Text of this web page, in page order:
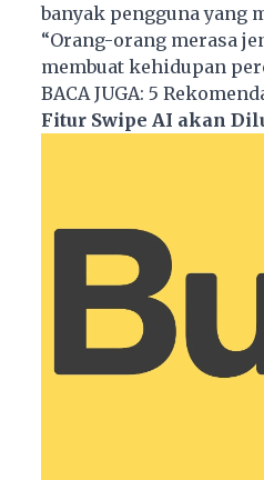
banyak pengguna yang
“Orang-orang merasa
membuat kehidupan
BACA JUGA: 5
Fitur Swipe AI akan